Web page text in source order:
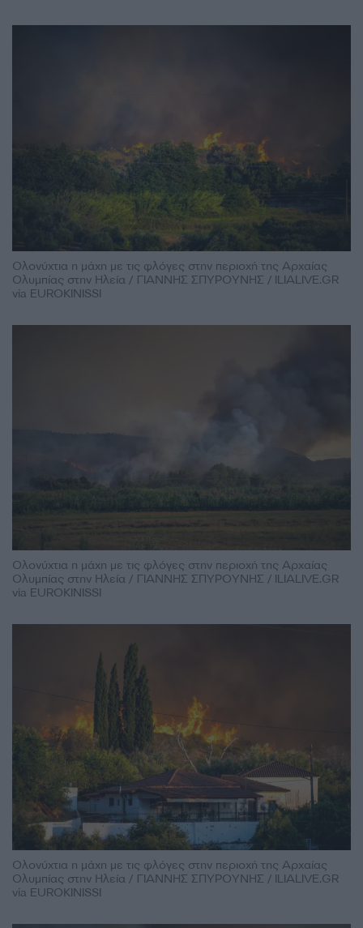
Ολονύχτια η μάχη με τις φλόγες στην περιοχή της Αρχαίας
Ολυμπίας στην Ηλεία / ΓΙΑΝΝΗΣ ΣΠΥΡΟΥΝΗΣ / ILIALIVE.GR
via EUROKINISSI
Ολονύχτια η μάχη με τις φλόγες στην περιοχή της Αρχαίας
Ολυμπίας στην Ηλεία / ΓΙΑΝΝΗΣ ΣΠΥΡΟΥΝΗΣ / ILIALIVE.GR
via EUROKINISSI
Ολονύχτια η μάχη με τις φλόγες στην περιοχή της Αρχαίας
Ολυμπίας στην Ηλεία / ΓΙΑΝΝΗΣ ΣΠΥΡΟΥΝΗΣ / ILIALIVE.GR
via EUROKINISSI